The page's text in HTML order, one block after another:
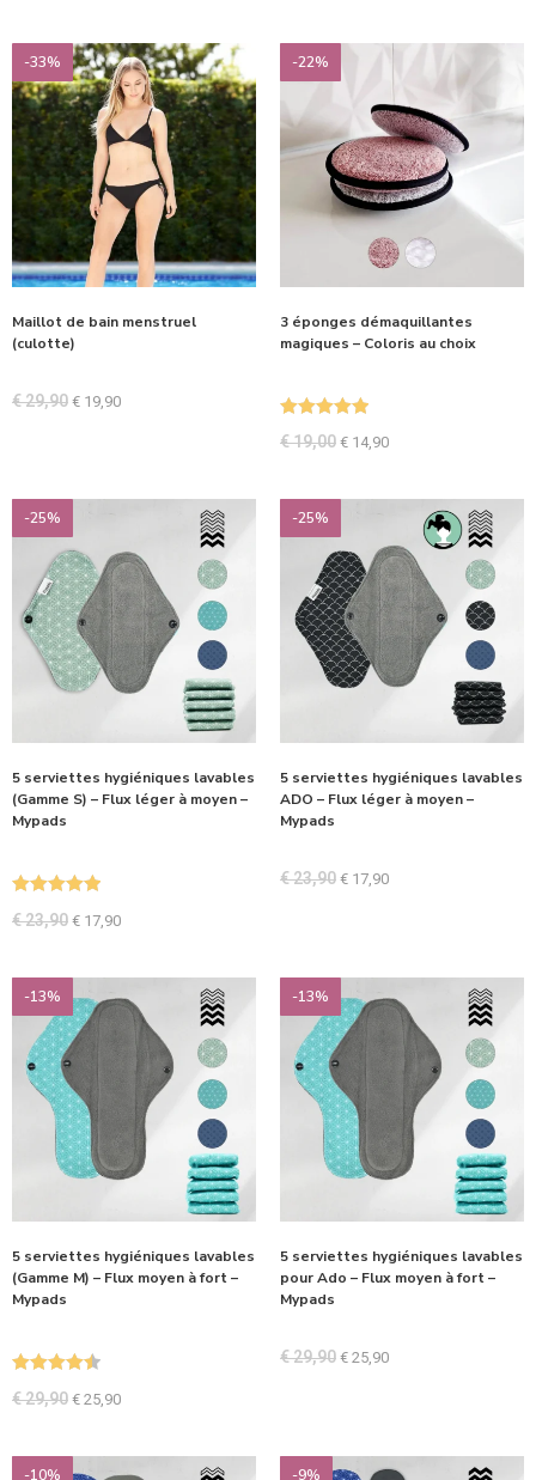
-33%
Maillot de bain menstruel
(culotte)
€29,90 € 19,90
-22%
3 éponges démaquillantes
magiques – Coloris au choix
€19,00 € 14,90
-25%
5 serviettes hygiéniques lavables
(Gamme S) – Flux léger à moyen –
Mypads
€23,90 € 17,90
-25%
5 serviettes hygiéniques lavables
ADO – Flux léger à moyen –
Mypads
€23,90 € 17,90
-13%
5 serviettes hygiéniques lavables
(Gamme M) – Flux moyen à fort –
Mypads
€29,90 € 25,90
-13%
5 serviettes hygiéniques lavables
pour Ado – Flux moyen à fort –
Mypads
€29,90 € 25,90
-10% -9%